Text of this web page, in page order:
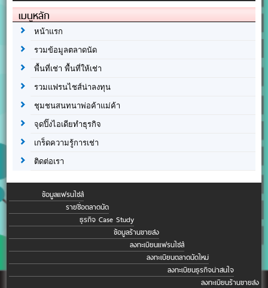
เมนูหลัก
หน้าแรก
รวมข้อมูลตลาดนัด
พื้นที่เช่า พื้นที่ให้เช่า
รวมแฟรนไชส์น่าลงทุน
ชุมชนสนทนาพ่อค้าแม่ค้า
จุดปิ๊งไอเดียทำธุรกิจ
เกร็ดความรู้การเช่า
ติดต่อเรา
ข้อมูลแฟรนไชส์
รายชื่อตลาดนัด
ธุรกิจ Case Study
ข้อมูลร้านขายส่ง
ลงทะเบียนแฟรนไชส์
ลงทะเบียนตลาดนัดใหม่
ลงทะเบียนธุรกิจน่าสนใจ
ลงทะเบียนร้านขายส่ง